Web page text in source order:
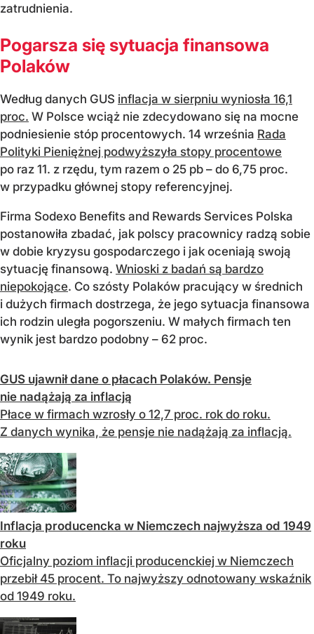
zatrudnienia.
Pogarsza się sytuacja finansowa
Polaków
Według danych GUS inflacja w sierpniu wyniosła 16,1
proc. W Polsce wciąż nie zdecydowano się na mocne
podniesienie stóp procentowych. 14 września Rada
Polityki Pieniężnej podwyższyła stopy procentowe
po raz 11. z rzędu, tym razem o 25 pb – do 6,75 proc.
w przypadku głównej stopy referencyjnej.
Firma Sodexo Benefits and Rewards Services Polska
postanowiła zbadać, jak polscy pracownicy radzą sobie
w dobie kryzysu gospodarczego i jak oceniają swoją
sytuację finansową. Wnioski z badań są bardzo
niepokojące. Co szósty Polaków pracujący w średnich
i dużych firmach dostrzega, że jego sytuacja finansowa
ich rodzin uległa pogorszeniu. W małych firmach ten
wynik jest bardzo podobny – 62 proc.
GUS ujawnił dane o płacach Polaków. Pensje
nie nadążają za inflacją
Płace w firmach wzrosły o 12,7 proc. rok do roku.
Z danych wynika, że pensje nie nadążają za inflacją.
Inflacja producencka w Niemczech najwyższa od 1949
roku
Oficjalny poziom inflacji producenckiej w Niemczech
przebił 45 procent. To najwyższy odnotowany wskaźnik
od 1949 roku.